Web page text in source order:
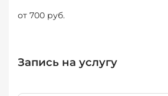
от 700 руб.
Запись на услугу